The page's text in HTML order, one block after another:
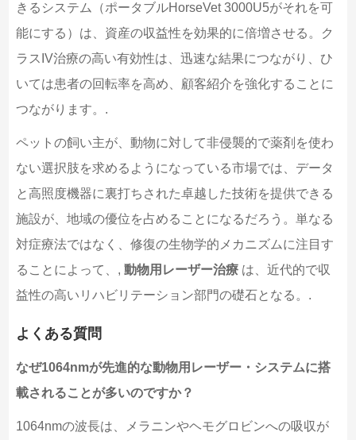
きるシステム（ポータブルHorseVet 3000U5がそれを可
能にする）は、資産の収益性を効果的に倍増させる。ク
ラスIV治療の高い有効性は、迅速な結果につながり、ひ
いては患者の回転率を高め、顧客紹介を強化することに
つながります。.
ペットの飼い主が、動物に対して非侵襲的で薬剤を使わ
ない選択肢を求めるようになっている市場では、データ
と高照度機器に裏打ちされた卓越した技術を提供できる
施設が、地域の優位を占めることになるだろう。単なる
対症療法ではなく、修復の生物学的メカニズムに注目す
ることによって、, 動物用レーザー治療は、近代的で収
益性の高いリハビリテーション部門の礎石となる。.
よくある質問
なぜ1064nmが先進的な動物用レーザー・システムに搭
載されることが多いのですか？
1064nmの波長は、メラニンやヘモグロビンへの吸収が